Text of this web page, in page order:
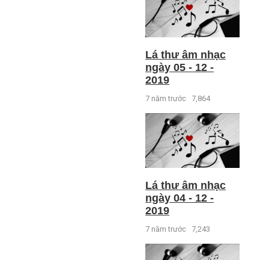
Lá thư âm nhạc
ngày 05 - 12 -
2019
7 năm trước 7,864
Lá thư âm nhạc
ngày 04 - 12 -
2019
7 năm trước 7,243